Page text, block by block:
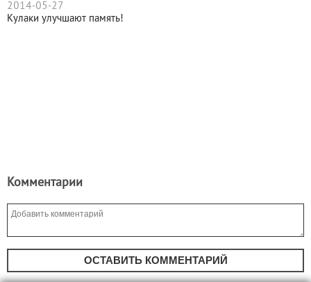
2014-05-27
Кулаки улучшают память!
Комментарии
ОСТАВИТЬ КОММЕНТАРИЙ